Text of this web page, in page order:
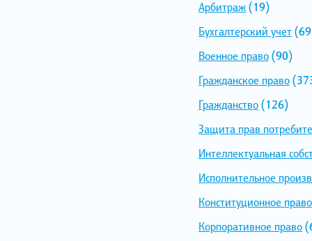
Арбитраж(19)
Бухгалтерский учет
Военное право(90)
Гражданское право
Гражданство(126)
Защита прав
Интеллектуальная
Исполнительное
Конституционное право
Корпоративное право